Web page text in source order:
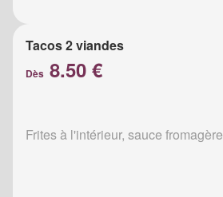
Tacos 2 viandes
Dès 8.50 €
Frites à l'intérieur, sauce fromagère